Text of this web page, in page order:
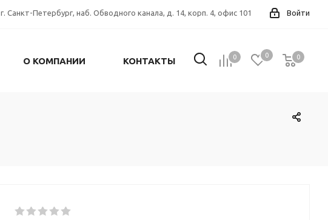
Войти
г. Санкт-Петербург, наб. Обводного канала, д. 14, корп. 4, офис 101
0 0 0
0
О КОМПАНИИ КОНТАКТЫ